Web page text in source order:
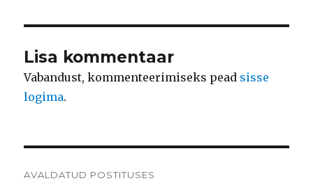
Lisa kommentaar
Vabandust, kommenteerimiseks pead sisse
logima.
AVALDATUD POSTITUSES